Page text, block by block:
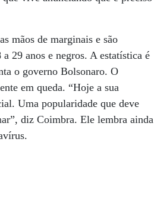
mãos de marginais e são
29 anos e negros. A estatística é
o governo Bolsonaro. O
em queda. “Hoje a sua
Uma popularidade que deve
diz Coimbra. Ele lembra ainda